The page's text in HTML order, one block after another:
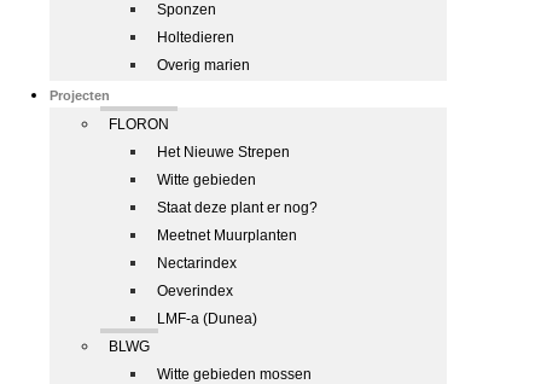
Sponzen
Holtedieren
Overig marien
Projecten
FLORON
Het Nieuwe Strepen
Witte gebieden
Staat deze plant er nog?
Meetnet Muurplanten
Nectarindex
Oeverindex
LMF-a (Dunea)
BLWG
Witte gebieden mossen